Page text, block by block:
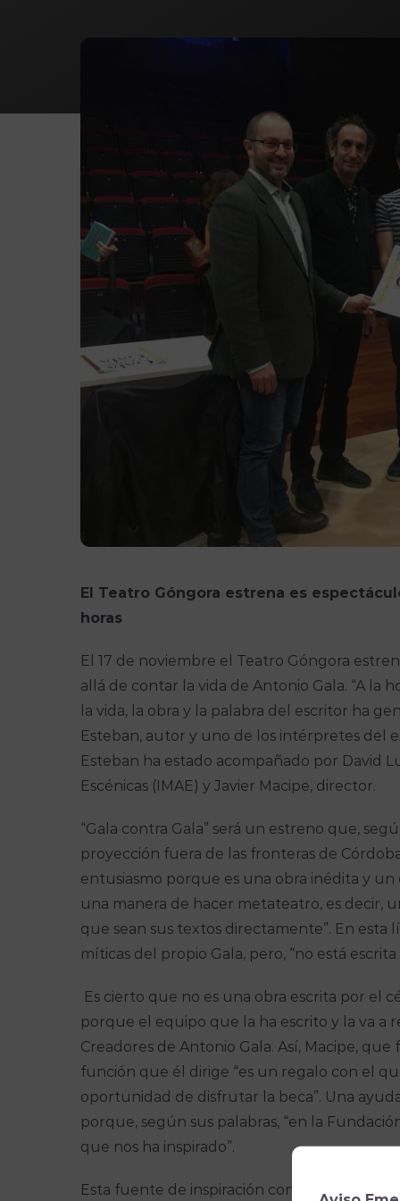
El Teatro Góngora estrena es
horas
El 17 de noviembre el Teatro Góngora
allá de contar la vida de Antonio Gala. “A la
la vida, la obra y la palabra del escritor ha
Esteban, autor y uno de los intérpretes del
Esteban ha estado acompañado por David
Escénicas (IMAE) y Javier Macipe, director.
“Gala contra Gala” será un estreno que,
proyección fuera de las fronteras de
entusiasmo porque es una obra inédita y
una manera de hacer metateatro, es decir,
que sean sus textos directamente”. En esta
míticas del propio Gala, pero, “no está escrita
Es cierto que no es una obra escrita por el
porque el equipo que la ha escrito y la va a
Creadores de Antonio Gala. Así, Macipe,
función que él dirige “es un regalo con el
oportunidad de disfrutar la beca”. Una
porque, según sus palabras, “en la
que nos ha inspirado”.
Esta fuente de inspiración constante es lo